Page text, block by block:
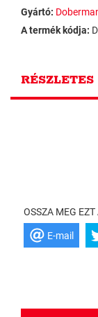
Gyártó:
A termék kódja:
OSSZA MEG
E-mail